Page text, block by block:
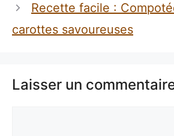
Recette facile :
carottes savoureuses
Laisser un